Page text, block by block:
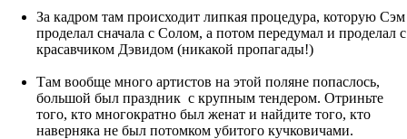
За кадром там происходит липкая процедура, которую Сэм
проделал сначала с Солом, а потом передумал и проделал с
красавчиком Дэвидом (никакой пропагады!)
Там вообще много артистов на этой поляне попаслось,
большой был праздник с крупным тендером. Отриньте
того, кто многократно был женат и найдите того, кто
наверняка не был потомком убитого кучковичами.